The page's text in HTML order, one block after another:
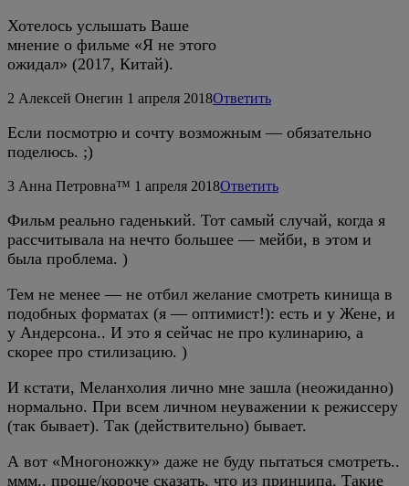
Хотелось услышать Ваше
мнение о фильме «Я не этого
ожидал» (2017, Китай).
2 Алексей Онегин 1 апреля 2018Ответить
Если посмотрю и сочту возможным — обязательно
поделюсь. ;)
3 Анна Петровна™ 1 апреля 2018Ответить
Фильм реально гаденький. Тот самый случай, когда я
рассчитывала на нечто большее — мейби, в этом и
была проблема. )
Тем не менее — не отбил желание смотреть кинища в
подобных форматах (я — оптимист!): есть и у Жене, и
у Андерсона.. И это я сейчас не про кулинарию, а
скорее про стилизацию. )
И кстати, Меланхолия лично мне зашла (неожиданно)
нормально. При всем личном неуважении к режиссеру
(так бывает). Так (действительно) бывает.
А вот «Многоножку» даже не буду пытаться смотреть..
ммм.. проще/короче сказать, что из принципа. Такие